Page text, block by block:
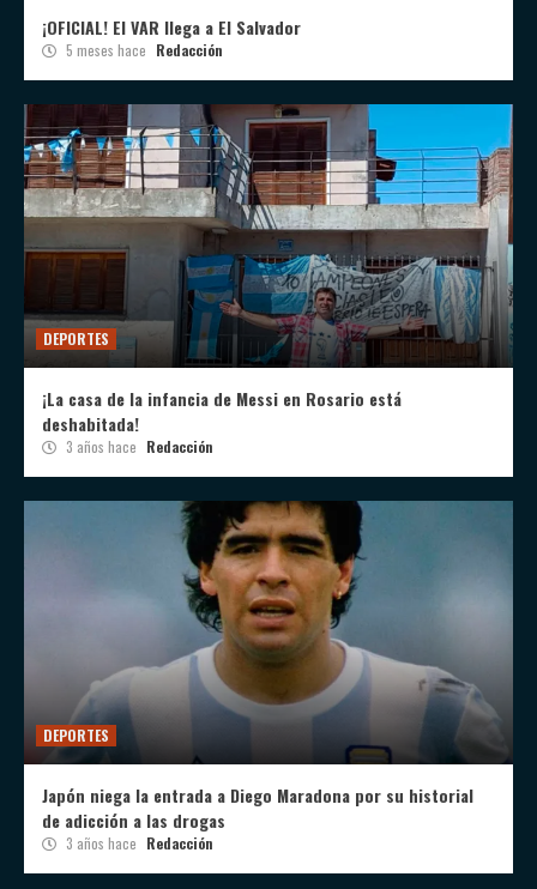
¡OFICIAL! El VAR llega a El Salvador
5 meses hace Redacción
DEPORTES
¡La casa de la infancia de Messi en Rosario está
deshabitada!
3 años hace Redacción
DEPORTES
Japón niega la entrada a Diego Maradona por su historial
de adicción a las drogas
3 años hace Redacción